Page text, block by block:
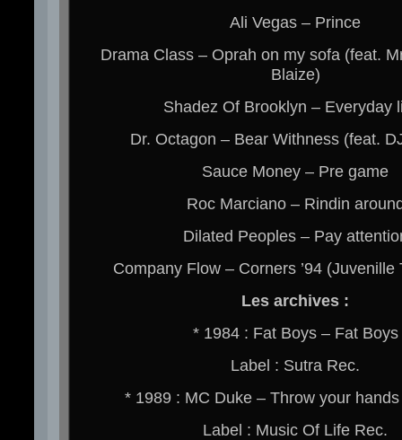
Ali Vegas – Prince
Drama Class – Oprah on my sofa (feat.
Blaize)
Shadez Of Brooklyn – Everyday
Dr. Octagon – Bear Withness (feat.
Sauce Money – Pre game
Roc Marciano – Rindin
Dilated Peoples – Pay
Company Flow – Corners ’94 (Juvenille
Les archives :
* 1984 : Fat Boys – Fat Boys
Label : Sutra Rec.
* 1989 : MC Duke – Throw your
Label : Music Of Life Rec.